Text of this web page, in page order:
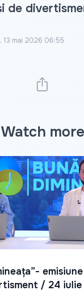
de
13 mai 2026 06:55
Watch more
/ 24